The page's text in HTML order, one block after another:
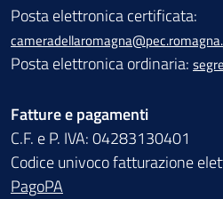
Posta elettronica certificata:
Posta elettronica ordinaria:
Fatture e pagamenti
C.F. e P. IVA: 04283130401
Codice univoco fatturazione
PagoPA